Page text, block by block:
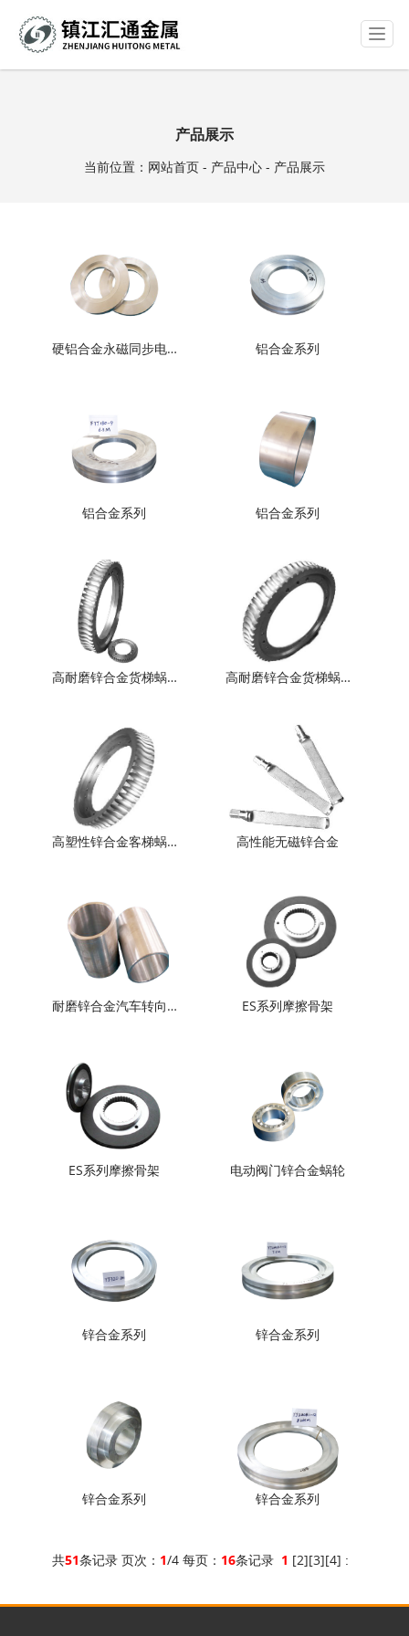
T
o
g
产品展示
当前位置： 网站首页- 产品中心- 产品展示
硬铝合金永磁同步电… 铝合金系列
铝合金系列 铝合金系列
高耐磨锌合金货梯蜗… 高耐磨锌合金货梯蜗…
高塑性锌合金客梯蜗… 高性能无磁锌合金
耐磨锌合金汽车转向… ES系列摩擦骨架
ES系列摩擦骨架 电动阀门锌合金蜗轮
锌合金系列 锌合金系列
锌合金系列 锌合金系列
共51条记录 页次： 1/4 每页： 16条记录 1 [2][3][4] :